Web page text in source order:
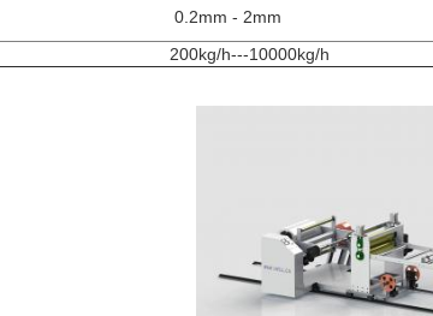
- 2mm
h---10000kg/h